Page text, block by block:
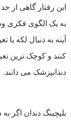
این رفتار گاهی از
به یک الگوی فکری
آینه به دنبال لکه
‌کنند و کوچک ‌ترین
دندانپزشک می‌ دانند.
بلیچینگ دندان اگر